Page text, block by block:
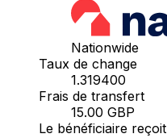
Nationwide
Taux de change
1.319400
Frais de transfert
15.00 GBP
Le bénéficiaire reçoit